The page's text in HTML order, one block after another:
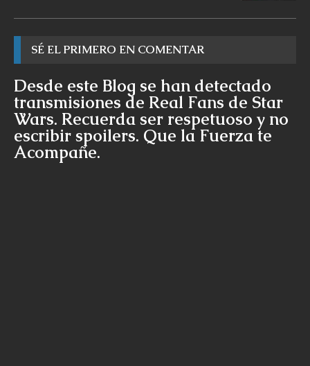
SÉ EL PRIMERO EN COMENTAR
Desde este Blog se han detectado
transmisiones de Real Fans de Star
Wars. Recuerda ser respetuoso y no
escribir spoilers. Que la Fuerza te
Acompañe.